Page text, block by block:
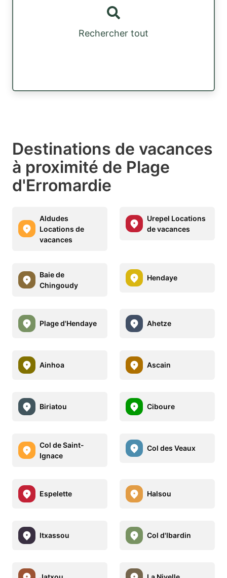
Rechercher tout
Destinations de vacances
à proximité de Plage
d'Erromardie
Aldudes
Locations de
vacances
Urepel Locations
de vacances
Baie de
Chingoudy
Hendaye
Plage d'Hendaye Ahetze
Ainhoa Ascain
Biriatou Ciboure
Col de Saint-
Ignace
Col des Veaux
Espelette Halsou
Itxassou Col d'Ibardin